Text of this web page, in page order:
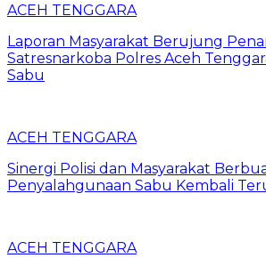
ACEH TENGGARA
Laporan Masyarakat Berujung
Satresnarkoba Polres Aceh
Sabu
ACEH TENGGARA
Sinergi Polisi dan Masyarakat
Penyalahgunaan Sabu Kembali
ACEH TENGGARA